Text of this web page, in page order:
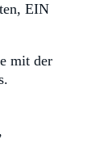
EIN
mit der